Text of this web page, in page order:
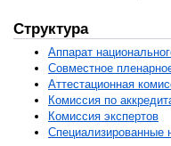
Структура
Аппарат
Совместное
Аттестационная
Комиссия по
Комиссия экспертов
Специализированные